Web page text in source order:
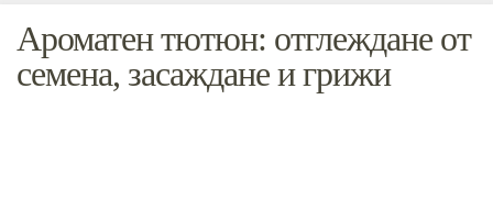
Ароматен тютюн: отглеждане от
семена, засаждане и грижи